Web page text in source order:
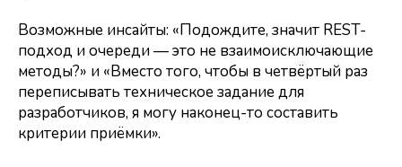
Возможные инсайты: «Подождите, значит REST-
подход и очереди — это не взаимоисключающие
методы?» и «Вместо того, чтобы в четвёртый раз
переписывать техническое задание для
разработчиков, я могу наконец-то составить
критерии приёмки».